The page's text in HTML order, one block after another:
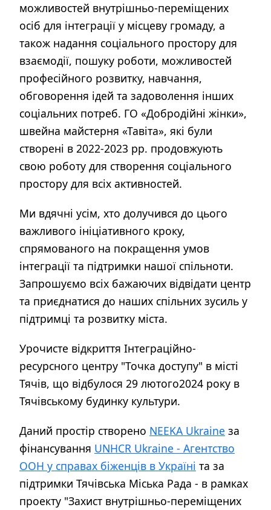
можливостей внутрішньо-переміщених
осіб для інтеграції у місцеву громаду, а
також надання соціального простору для
взаємодії, пошуку роботи, можливостей
професійного розвитку, навчання,
обговорення ідей та задоволення інших
соціальних потреб. ГО «Добродійні жінки»,
швейна майстерня «Тавіта», які були
створені в 2022-2023 рр. продовжують
свою роботу для створення соціального
простору для всіх активностей.
Ми вдячні усім, хто долучився до цього
важливого ініціативного кроку,
спрямованого на покращення умов
інтеграції та підтримки нашої спільноти.
Запрошуємо всіх бажаючих відвідати центр
та приєднатися до наших спільних зусиль у
підтримці та розвитку міста.
Урочисте відкриття Інтеграційно-
ресурсного центру "Точка доступу" в місті
Тячів, що відбулося 29 лютого2024 року в
Тячівському будинку культури.
Даний простір створено NEEKA Ukraine за
фінансування UNHCR Ukraine - Aгентство
ООН у справах біженців в Україні та за
підтримки Тячівська Міська Рада - в рамках
проекту "Захист внутрішньо-переміщених